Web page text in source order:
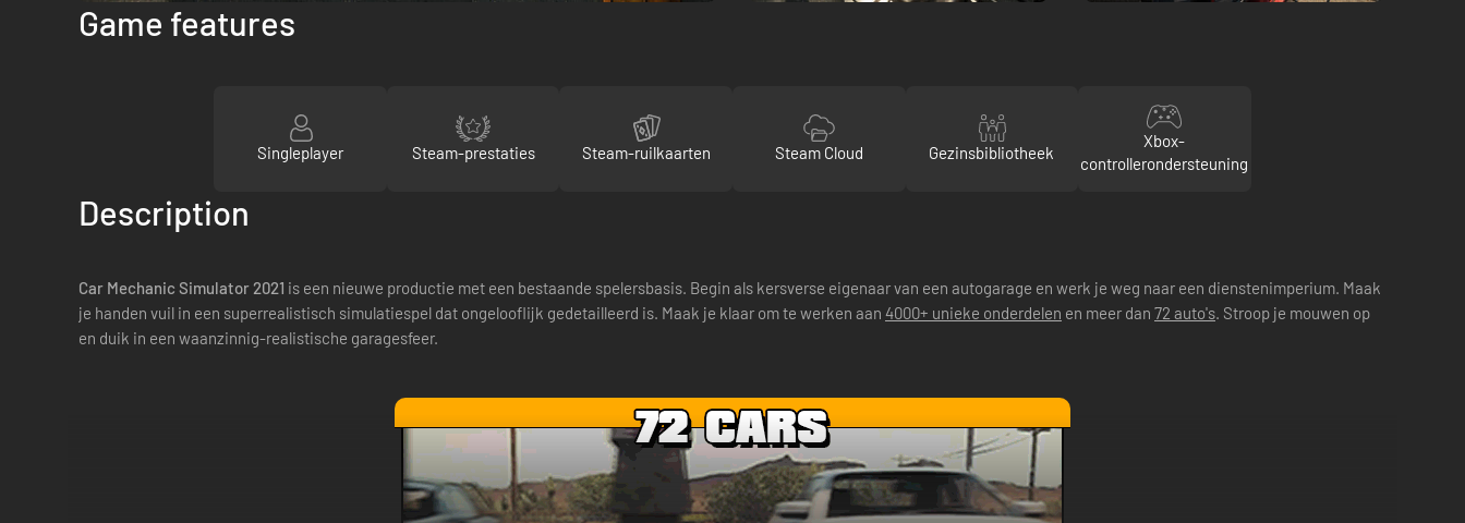
Game features
Singleplayer Steam-prestaties Steam-ruilkaarten Steam Cloud Gezinsbibliotheek
Xbox-
controllerondersteuning
Description
Car Mechanic Simulator 2021 is een nieuwe productie met een bestaande spelersbasis. Begin als kersverse eigenaar van een autogarage en werk je weg naar een dienstenimperium. Maak
je handen vuil in een superrealistisch simulatiespel dat ongelooflijk gedetailleerd is. Maak je klaar om te werken aan 4000+ unieke onderdelen en meer dan 72 auto's. Stroop je mouwen op
en duik in een waanzinnig-realistische garagesfeer.